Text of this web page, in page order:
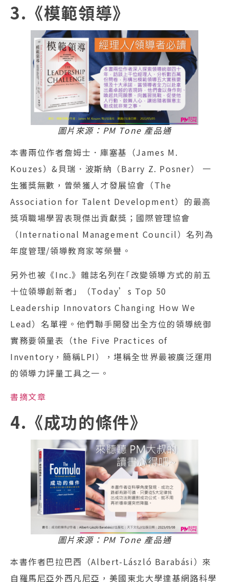
3.《模範領導》
圖片來源：PM Tone 產品通
本書兩位作者詹姆士．庫塞基（James M.
Kouzes）&貝瑞．波斯納（Barry Z. Posner） 一
生獲獎無數，曾榮獲人才發展協會（The
Association for Talent Development）的最高
獎項職場學習表現傑出貢獻獎；國際管理協會
（International Management Council）名列為
年度管理/領導教育家等榮譽。
另外也被《Inc.》雜誌名列在｢改變領導方式的前五
十位領導創新者」（Today’s Top 50
Leadership Innovators Changing How We
Lead）名單裡。他們聯手開發出全方位的領導統御
實務要領量表（the Five Practices of
Inventory，簡稱LPI），堪稱全世界最被廣泛運用
的領導力評量工具之一。
書摘文章
4.《成功的條件》
圖片來源：PM Tone 產品通
本書作者巴拉巴西（Albert-László Barabási）來
自羅馬尼亞外西凡尼亞，美國東北大學達基網路科學